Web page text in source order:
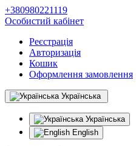
+380980221119
Особистий кабінет
Реєстрація
Авторизація
Кошик
Оформлення замовлення
Українська
Українська
English